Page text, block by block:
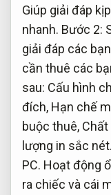
Giúp giải đáp
nhanh. Bước 2:
giải đáp các
cần thuê các
sau: Cấu hình
đích, Hạn chế
buộc thuê,
lượng in sắc nét.
PC. Hoạt động
ra chiếc và cái